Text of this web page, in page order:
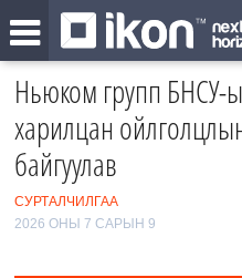
Ньюком групп БНСУ-
харилцан
байгуулав
СУРТАЛЧИЛГАА
2026 ОНЫ 7 САРЫН 9